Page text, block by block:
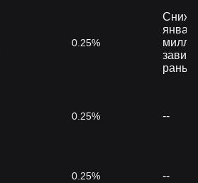
0.25%
0.25% --
0.25% --